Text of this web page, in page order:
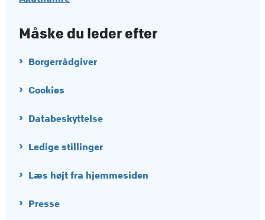
Måske du leder efter
Borgerrådgiver
Cookies
Databeskyttelse
Ledige stillinger
Læs højt fra hjemmesiden
Presse